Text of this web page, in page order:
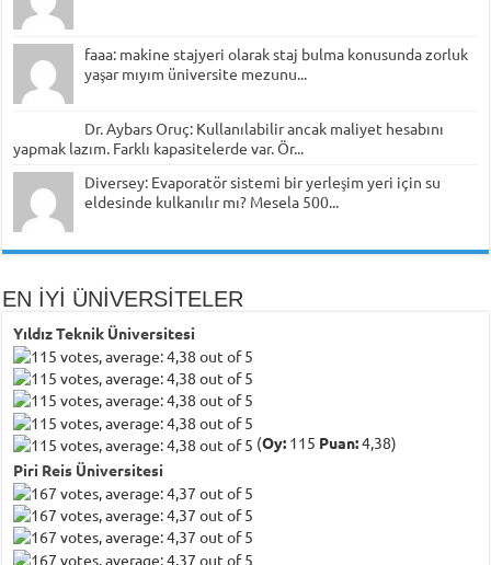
faaa: makine stajyeri olarak staj bulma konusunda zorluk
yaşar mıyım üniversite mezunu...
Dr. Aybars Oruç: Kullanılabilir ancak maliyet hesabını
yapmak lazım. Farklı kapasitelerde var. Ör...
Diversey: Evaporatör sistemi bir yerleşim yeri için su
eldesinde kulkanılır mı? Mesela 500...
EN İYİ ÜNİVERSİTELER
Yıldız Teknik Üniversitesi
(Oy: 115 Puan:4,38)
Piri Reis Üniversitesi